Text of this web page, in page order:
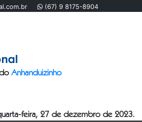
(67) 9 8175-8904
doAnhanduizinho
feira, 27 de dezembro de 2023.